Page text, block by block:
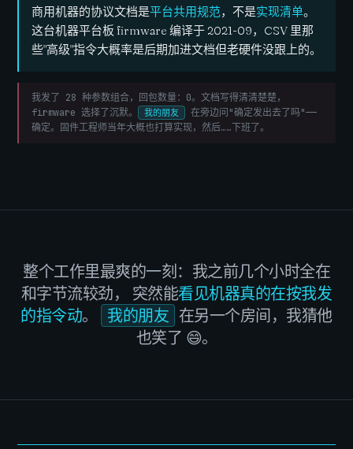
商用机器的协议文档是平台共用规范，不是实现清单。
这台机器平台板 firmware 编译于 2021-09，CSV 里那
些"高级"指令大概率是后期加进文档但老硬件没跟上的。
我发了 28 种参数组合，回包数量：0。文档写得清清楚楚，
firmware 选择了沉默。
我的朋友
在旁边问"确定发出去了吗"——
确定。固件工程师当年大概也打算实现，然后……下班了。
整个工作里最爽的一刻：我之前几个小时全在
和字节流较劲，
突然能看见机器真的在按我发
的指令动。 我的朋友 在另一个房间，我猜他
也笑了 😄。